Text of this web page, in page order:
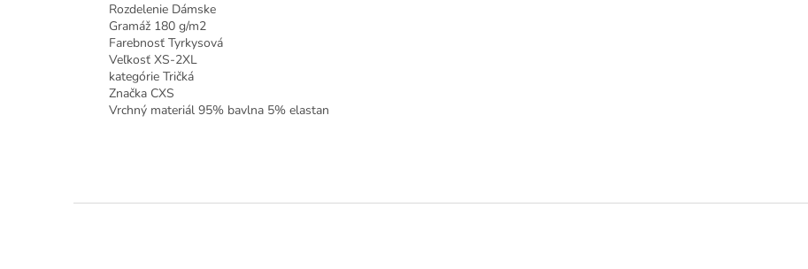
Rozdelenie Dámske
Gramáž 180 g/m2
Farebnosť Tyrkysová
Veľkosť XS-2XL
kategórie Tričká
Značka CXS
Vrchný materiál 95% bavlna 5% elastan